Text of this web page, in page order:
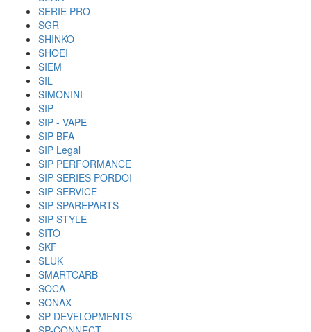
SERIE PRO
SGR
SHINKO
SHOEI
SIEM
SIL
SIMONINI
SIP
SIP - VAPE
SIP BFA
SIP Legal
SIP PERFORMANCE
SIP SERIES PORDOI
SIP SERVICE
SIP SPAREPARTS
SIP STYLE
SITO
SKF
SLUK
SMARTCARB
SOCA
SONAX
SP DEVELOPMENTS